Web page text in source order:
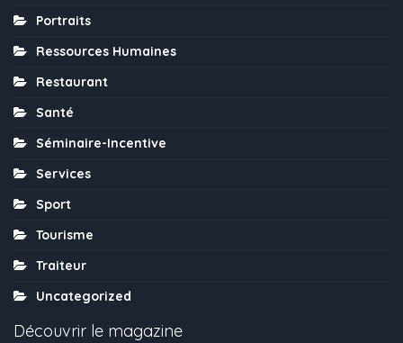
Portraits
Ressources Humaines
Restaurant
Santé
Séminaire-Incentive
Services
Sport
Tourisme
Traiteur
Uncategorized
Découvrir le magazine